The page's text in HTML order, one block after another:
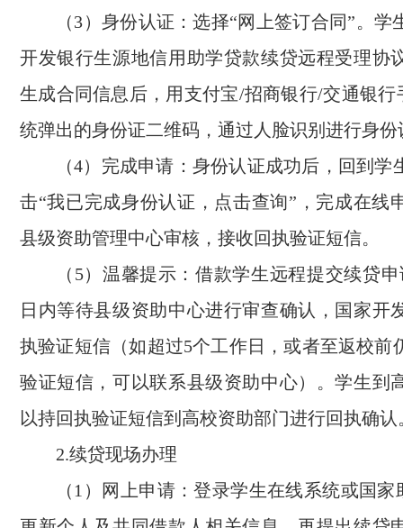
（3）身份认证：选择“网上签订合同”。学
开发银行生源地信用助学贷款续贷远程受理协
生成合同信息后，用支付宝/招商银行/交通银行
统弹出的身份证二维码，通过人脸识别进行身份
（4）完成申请：身份认证成功后，回到学
击“我已完成身份认证，点击查询”，完成在线
县级资助管理中心审核，接收回执验证短信。
（5）温馨提示：借款学生远程提交续贷
日内等待县级资助中心进行审查确认，国家开
执验证短信（如超过5个工作日，或者至返校前
验证短信，可以联系县级资助中心）。学生到
以持回执验证短信到高校资助部门进行回执确认
2.续贷现场办理
（1）网上申请：登录学生在线系统或国家